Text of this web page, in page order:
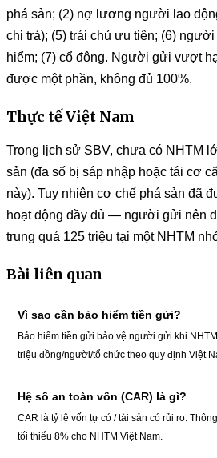
phá sản; (2) nợ lương người lao
chi trả); (5) trái chủ ưu tiên; (6)
hiểm; (7) cổ đông. Người gửi vượt
được một phần, không đủ 100%.
Thực tế Việt Nam
Trong lịch sử SBV, chưa có NHTM
sản (đa số bị sáp nhập hoặc tái cơ
này). Tuy nhiên cơ chế phá sản đã
hoạt động đầy đủ — người gửi nên
trung quá 125 triệu tại một NHTM
Bài liên quan
Vì sao cần bảo hiểm tiền gửi?
Bảo hiểm tiền gửi bảo vệ người gửi khi
triệu đồng/người/tổ chức theo quy định Việt
Hệ số an toàn vốn (CAR) là gì?
CAR là tỷ lệ vốn tự có / tài sản có rủi ro.
tối thiểu 8% cho NHTM Việt Nam.